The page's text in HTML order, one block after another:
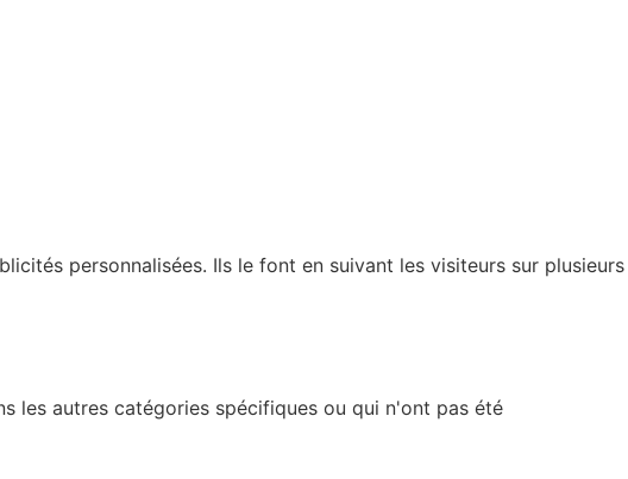
personnalisées. Ils le font en suivant les visiteurs sur plusieurs
les autres catégories spécifiques ou qui n'ont pas été